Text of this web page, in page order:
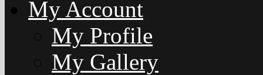
My Account
My Profile
My Gallery